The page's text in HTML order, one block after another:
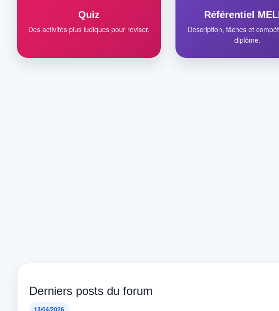
Quiz
Des activités plus ludiques pour réviser.
Référentiel
Description, tâches et
diplôme.
Derniers posts du forum
13/04/2026